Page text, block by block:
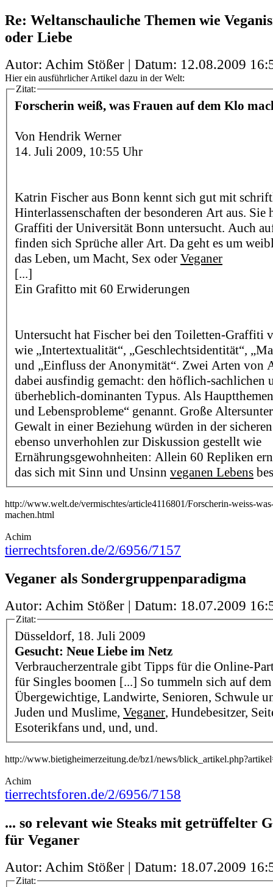
Re: Weltanschauliche Themen wie
oder Liebe
Autor: Achim Stößer | Datum: 12.08.2009
Hier ein ausführlicher Artikel dazu in der Welt:
Zitat:
Forscherin weiß, was Frauen auf dem Klo
Von Hendrik Werner
14. Juli 2009, 10:55 Uhr
Katrin Fischer aus Bonn kennt sich gut mit
Hinterlassenschaften der besonderen Art aus. Sie
Graffiti der Universität Bonn untersucht. Auch
finden sich Sprüche aller Art. Da geht es um
das Leben, um Macht, Sex oder Veganer
[...]
Ein Grafitto mit 60 Erwiderungen
Untersucht hat Fischer bei den Toiletten-Graffiti
wie „Intertextualität“, „Geschlechtsidentität“,
und „Einfluss der Anonymität“. Zwei Arten von
dabei ausfindig gemacht: den höflich-sachlichen
überheblich-dominanten Typus. Als
und Lebensprobleme“ genannt. Große
Gewalt in einer Beziehung würden in der
ebenso unverhohlen zur Diskussion gestellt wie
Ernährungsgewohnheiten: Allein 60 Repliken
das sich mit Sinn und Unsinn veganen Lebens
http://www.welt.de/vermischtes/article4116801/Forscherin-weiss-
machen.html
Achim
tierrechtsforen.de/2/6956/7157
Veganer als Sondergruppenparadigma
Autor: Achim Stößer | Datum: 18.07.2009
Zitat:
Düsseldorf, 18. Juli 2009
Gesucht: Neue Liebe im Netz
Verbraucherzentrale gibt Tipps für die Online-
für Singles boomen [...] So tummeln sich auf
Übergewichtige, Landwirte, Senioren, Schwule
Juden und Muslime, Veganer, Hundebesitzer,
Esoterikfans und, und, und.
http://www.bietigheimerzeitung.de/bz1/news/
Achim
tierrechtsforen.de/2/6956/7158
... so relevant wie Steaks mit getrüffelter
für Veganer
Autor: Achim Stößer | Datum: 18.07.2009
Zitat: